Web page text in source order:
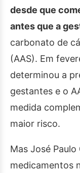
desde que
antes que a
carbonato de
(AAS). Em
determinou a
gestantes e o
medida
maior risco.
Mas José
medicamentos